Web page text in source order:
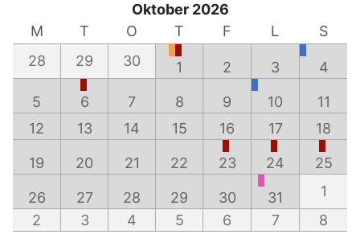
Oktober 2026
M
T O T F L
S
28
29 30 1 2 3 4
5 6 7 8 9 10
11
12
13 14 15 16 17 18
19 20 21 22 23 24 25
26 27 28 29 30 31
1
2
3 4 5 6 7 8